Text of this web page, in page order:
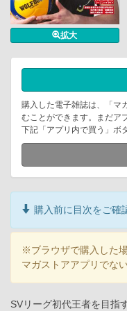
拡大
購入した電子雑誌は、「マ
むことができます。まだア
下記「アプリ内で買う」ボ
購入前に目次をご確
※ブラウザで購入した
マガストアアプリでな
SVリーグ初代王者を目指